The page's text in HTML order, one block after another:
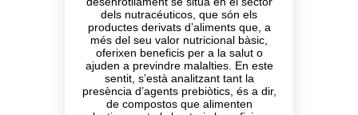
dels nutracéuticos, que són els
productes derivats d’aliments que, a
més del seu valor nutricional bàsic,
oferixen beneficis per a la salut o
ajuden a previndre malalties. En este
sentit, s’està analitzant tant la
presència d’agents prebiòtics, és a dir,
de compostos que alimenten